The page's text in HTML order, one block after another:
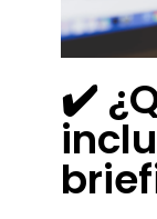
✔️